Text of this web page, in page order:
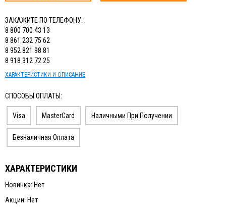
ЗАКАЖИТЕ ПО ТЕЛЕФОНУ:
8 800 700 43 13
8 861 232 75 62
8 952 821 98 81
8 918 312 72 25
ХАРАКТЕРИСТИКИ И ОПИСАНИЕ
СПОСОБЫ ОПЛАТЫ:
Visa MasterCard Наличными При Получении
Безналичная Оплата
ХАРАКТЕРИСТИКИ
Новинка: Нет
Акции: Нет